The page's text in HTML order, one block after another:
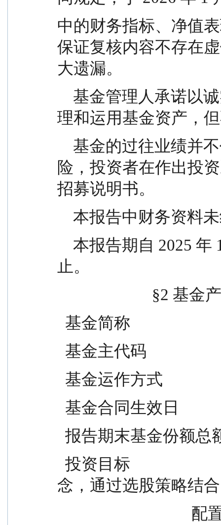
中的财务指标、净值
保证复核内容不存在
大遗漏。
理和运用基金资产，
险，投资者在作出投
招募说明书。
本报告中财务资料
止。
基金简称
基金主代码
基金运作方式
基金合同生效日
报告期末基金份额总额
念，通过选股策略结